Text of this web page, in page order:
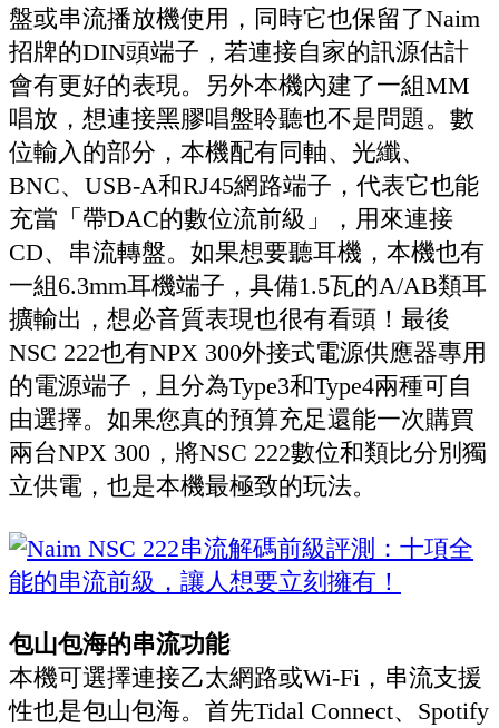
盤或串流播放機使用，同時它也保留了Naim
招牌的DIN頭端子，若連接自家的訊源估計
會有更好的表現。另外本機內建了一組MM
唱放，想連接黑膠唱盤聆聽也不是問題。數
位輸入的部分，本機配有同軸、光纖、
BNC、USB-A和RJ45網路端子，代表它也能
充當「帶DAC的數位流前級」，用來連接
CD、串流轉盤。如果想要聽耳機，本機也有
一組6.3mm耳機端子，具備1.5瓦的A/AB類耳
擴輸出，想必音質表現也很有看頭！最後
NSC 222也有NPX 300外接式電源供應器專用
的電源端子，且分為Type3和Type4兩種可自
由選擇。如果您真的預算充足還能一次購買
兩台NPX 300，將NSC 222數位和類比分別獨
立供電，也是本機最極致的玩法。
包山包海的串流功能
本機可選擇連接乙太網路或Wi-Fi，串流支援
性也是包山包海。首先Tidal Connect、Spotify